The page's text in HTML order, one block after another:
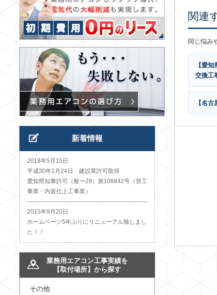
関連
同じ悩み
【愛
交換工
【名
新着情報
2018年5月15日
平成30年1月24日 建設業許可取得
愛知県知事許可（般ー29）第108842号（管工
事業・内装仕上工事業）
2015年9月20日
ホームページ5年ぶりにリニューアル致しまし
た！！
業務用エアコン工事実績を
【取付場所】から探す
その他